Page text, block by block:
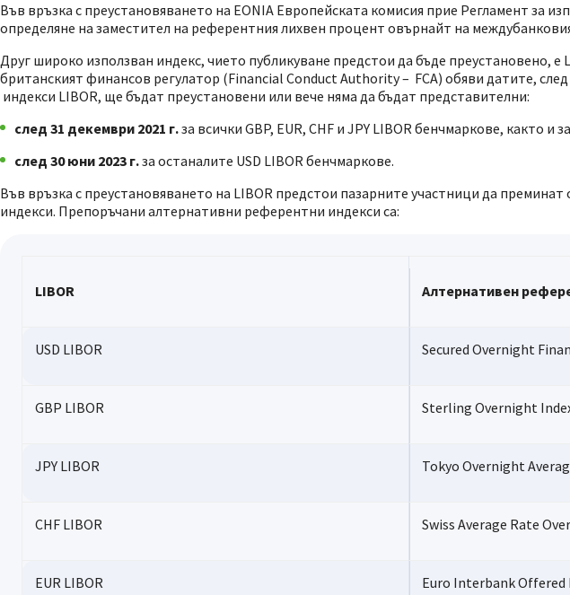
Във връзка с преустановяването на EONIA Европейската комисия прие Регламент за
определяне на заместител на референтния лихвен процент овърнайт на
Друг широко използван индекс, чието публикуване предстои да бъде преустановено,
британският финансов регулатор (Financial Conduct Authority – FCA) обяви датите,
индекси LIBOR, ще бъдат преустановени или вече няма да бъдат представителни:
след 31 декември 2021 г.за всички GBP, EUR, CHF и JPY LIBOR бенчмаркове, както и
след 30 юни 2023 г.за останалите USD LIBOR бенчмаркове.
Във връзка с преустановяването на LIBOR предстои пазарните участници да
индекси. Препоръчани алтернативни референтни индекси са:
LIBOR Алтернативен
USD LIBOR Secured Overnight
GBP LIBOR Sterling Overnight
JPY LIBOR Tokyo Overnight
CHF LIBOR Swiss Average Rate
EUR LIBOR Euro Interbank Offered